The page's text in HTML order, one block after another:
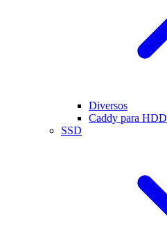
Diversos
Caddy para HDD
SSD